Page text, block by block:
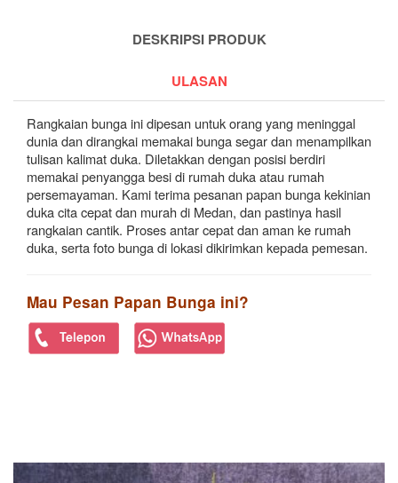
DESKRIPSI PRODUK
ULASAN
Rangkaian bunga ini dipesan untuk orang yang meninggal
dunia dan dirangkai memakai bunga segar dan menampilkan
tulisan kalimat duka. Diletakkan dengan posisi berdiri
memakai penyangga besi di rumah duka atau rumah
persemayaman. Kami terima pesanan papan bunga kekinian
duka cita cepat dan murah di Medan, dan pastinya hasil
rangkaian cantik. Proses antar cepat dan aman ke rumah
duka, serta foto bunga di lokasi dikirimkan kepada pemesan.
Mau Pesan Papan Bunga ini?